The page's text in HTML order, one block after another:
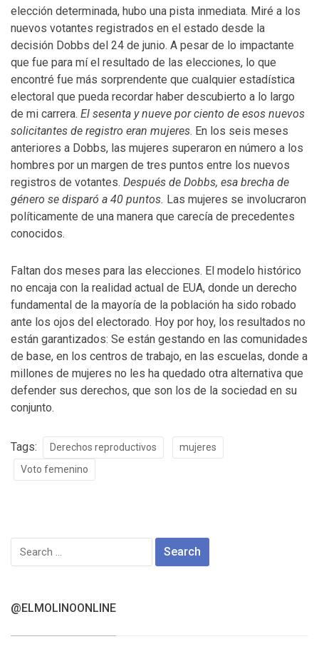
elección determinada, hubo una pista inmediata. Miré a los
nuevos votantes registrados en el estado desde la
decisión Dobbs del 24 de junio. A pesar de lo impactante
que fue para mí el resultado de las elecciones, lo que
encontré fue más sorprendente que cualquier estadística
electoral que pueda recordar haber descubierto a lo largo
de mi carrera. El sesenta y nueve por ciento de esos nuevos
solicitantes de registro eran mujeres. En los seis meses
anteriores a Dobbs, las mujeres superaron en número a los
hombres por un margen de tres puntos entre los nuevos
registros de votantes. Después de Dobbs, esa brecha de
género se disparó a 40 puntos. Las mujeres se involucraron
políticamente de una manera que carecía de precedentes
conocidos.
Faltan dos meses para las elecciones. El modelo histórico
no encaja con la realidad actual de EUA, donde un derecho
fundamental de la mayoría de la población ha sido robado
ante los ojos del electorado. Hoy por hoy, los resultados no
están garantizados: Se están gestando en las comunidades
de base, en los centros de trabajo, en las escuelas, donde a
millones de mujeres no les ha quedado otra alternativa que
defender sus derechos, que son los de la sociedad en su
conjunto.
Tags: Derechos reproductivos
mujeres
Voto femenino
Search
for:
@ELMOLINOONLINE